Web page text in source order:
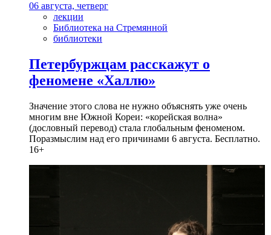
06 августа, четверг
лекции
Библиотека на Стремянной
библиотеки
Петербуржцам расскажут о
феномене «Халлю»
Значение этого слова не нужно объяснять уже очень
многим вне Южной Кореи: «корейская волна»
(дословный перевод) стала глобальным феноменом.
Поразмыслим над его причинами 6 августа. Бесплатно.
16+